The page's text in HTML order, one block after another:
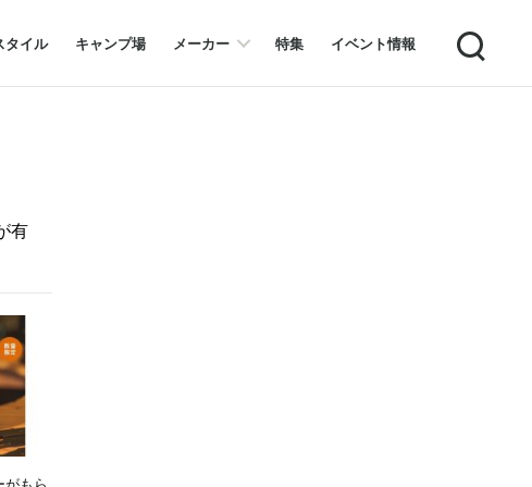
タイル キャンプ場 メーカー 特集 イベント情報 Search
有